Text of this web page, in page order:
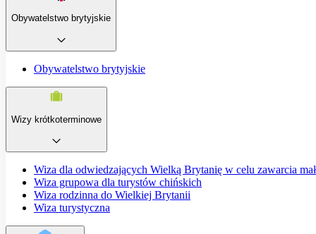
Obywatelstwo brytyjskie
Obywatelstwo brytyjskie
Wizy krótkoterminowe
Wiza dla odwiedzających Wielką Brytanię w celu zawarcia
Wiza grupowa dla turystów chińskich
Wiza rodzinna do Wielkiej Brytanii
Wiza turystyczna